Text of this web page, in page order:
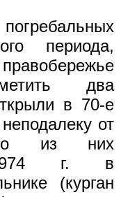
периода,
два
в 70-е
от
из них
г. в
(курган